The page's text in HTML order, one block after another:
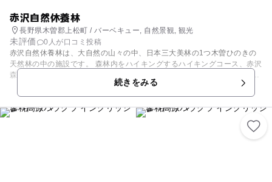
赤沢自然休養林
長野県木曽郡上松町 / バーベキュー, 自然景観, 観光
未評価
0人が口コミ投稿
赤沢自然休養林は、大自然の山々の中、日本三大美林の1つ木曽ひのきの
天然林の中の施設です。 森林内をハイキングするハイキングコース、赤沢
森林鉄道と呼ばれる森林内を運行する観光鉄道、また、その記念館には大
正時代からの森林鉄道の歴史を物語る品々が展示されています。 夏休み期
間はイベントも開催されていて、バーベキューや魚のつかみ取りなど子供
たちも大喜びの趣向を凝らしたものがあります。 森林浴をしながら、大自
然を感じることができます。
続きをみる